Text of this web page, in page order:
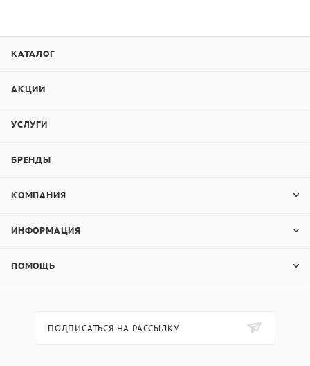
КАТАЛОГ
АКЦИИ
УСЛУГИ
БРЕНДЫ
КОМПАНИЯ
ИНФОРМАЦИЯ
ПОМОЩЬ
ПОДПИСАТЬСЯ НА РАССЫЛКУ